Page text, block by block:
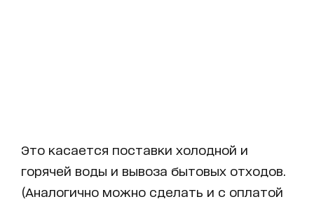
Это касается поставки холодной и
горячей воды и вывоза бытовых отходов.
(Аналогично можно сделать и с оплатой